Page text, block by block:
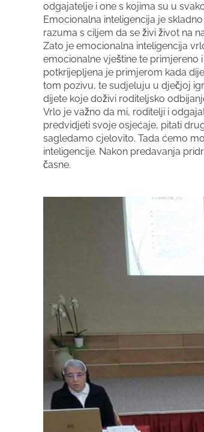
odgajatelje i one s kojima su u
Emocionalna inteligencija je
razuma s ciljem da se živi život na
Zato je emocionalna inteligencija
emocionalne vještine te primjereno
potkrijepljena je primjerom kada
tom pozivu, te sudjeluju u dječjoj
dijete koje doživi roditeljsko
Vrlo je važno da mi, roditelji i
predvidjeti svoje osjećaje, pitati
sagledamo cjelovito. Tada ćemo
inteligencije. Nakon predavanja
časne.